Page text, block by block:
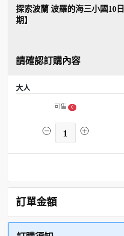
探索波蘭 波羅的海三小國10
期】
請確認訂購內容
大人
可售 0
1
訂單金額